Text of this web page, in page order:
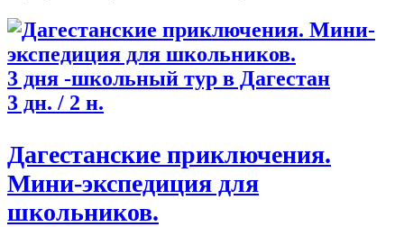
3 дня -школьный тур в Дагестан
3 дн. / 2 н.
Дагестанские приключения.
Мини-экспедиция для
школьников.